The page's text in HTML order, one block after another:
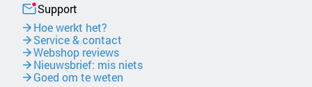
Support
Hoe werkt het?
Service & contact
Webshop reviews
Nieuwsbrief: mis niets
Goed om te weten